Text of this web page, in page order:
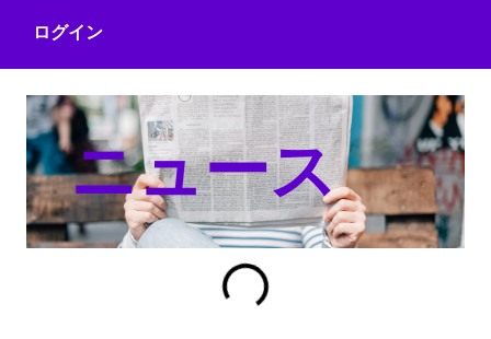
ログイン
ニュース